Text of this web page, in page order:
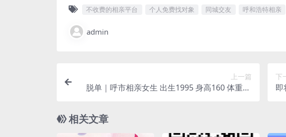
不收费的相亲平台 个人免费找对象 同城交友 呼和浩特相亲
admin
上一篇
脱单｜呼市相亲女生 出生1995 身高160 体重46
下
即
相关文章